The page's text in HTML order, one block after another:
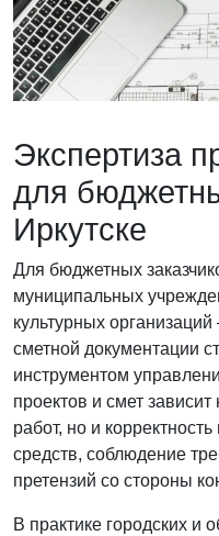
Экспертиза
для
Иркутске
Для бюджетных
муниципальных
культурных
сметной документации
инструментом
проектов и смет зависит
работ, но и
средств, соблюдение
претензий со стороны
В практике городских и